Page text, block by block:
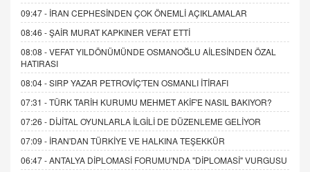
09:47 - İRAN CEPHESİNDEN ÇOK ÖNEMLİ AÇIKLAMALAR
08:46 -ŞAİR MURAT KAPKINER VEFAT ETTİ
08:08 -VEFAT YILDÖNÜMÜNDE OSMANOĞLU AİLESİNDEN ÖZAL
HATIRASI
08:04 -SIRP YAZAR PETROVİÇ'TEN OSMANLI İTİRAFI
07:31 -TÜRK TARİH KURUMU MEHMET AKİF'E NASIL BAKIYOR?
07:26 - DİJİTAL OYUNLARLA İLGİLİ DE DÜZENLEME GELİYOR
07:09 - İRAN'DAN TÜRKİYE VE HALKINA TEŞEKKÜR
06:47 -ANTALYA DİPLOMASİ FORUMU'NDA "DİPLOMASİ" VURGUSU